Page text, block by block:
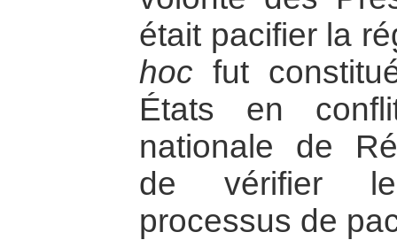
était pacifier la
hoc fut
États en
nationale de
de vérifier
processus de